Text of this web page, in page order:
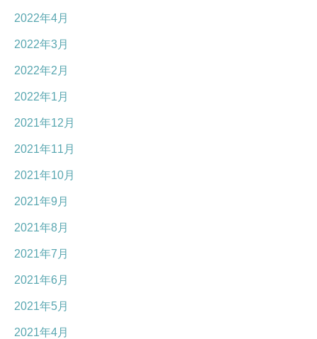
2022年4月
2022年3月
2022年2月
2022年1月
2021年12月
2021年11月
2021年10月
2021年9月
2021年8月
2021年7月
2021年6月
2021年5月
2021年4月